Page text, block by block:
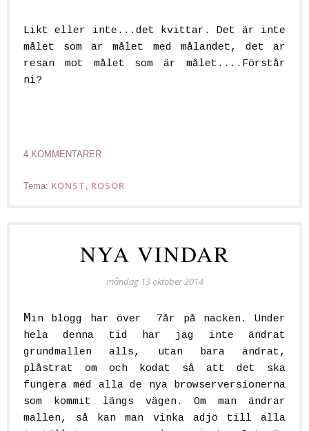
Likt eller inte...det kvittar. Det är inte
målet som är målet med målandet, det är
resan mot målet som är målet....Förstår
ni?
4 KOMMENTARER
Tema: KONST , ROSOR
NYA VINDAR
måndag 13 oktober 2014
Min blogg har över 7år på nacken. Under
hela denna tid har jag inte ändrat
grundmallen alls, utan bara ändrat,
plåstrat om och kodat så att det ska
fungera med alla de nya browserversionerna
som kommit längs vägen. Om man ändrar
mallen, så kan man vinka adjö till alla